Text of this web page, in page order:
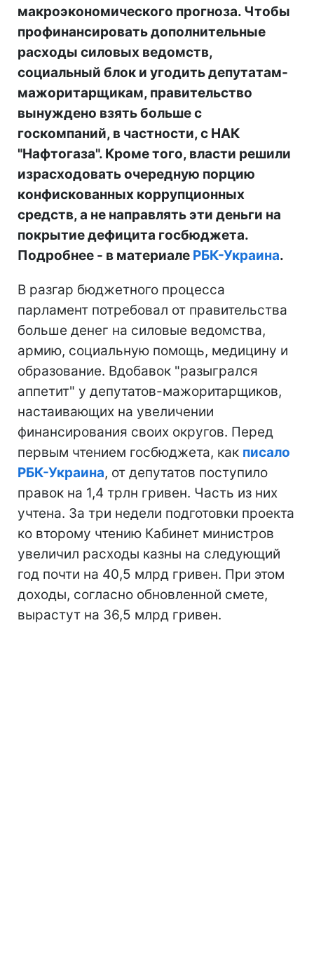
макроэкономического прогноза. Чтобы
профинансировать дополнительные
расходы силовых ведомств,
социальный блок и угодить депутатам-
мажоритарщикам, правительство
вынуждено взять больше с
госкомпаний, в частности, с НАК
"Нафтогаза". Кроме того, власти решили
израсходовать очередную порцию
конфискованных коррупционных
средств, а не направлять эти деньги на
покрытие дефицита госбюджета.
Подробнее - в материале РБК-Украина.
В разгар бюджетного процесса
парламент потребовал от правительства
больше денег на силовые ведомства,
армию, социальную помощь, медицину и
образование. Вдобавок "разыгрался
аппетит" у депутатов-мажоритарщиков,
настаивающих на увеличении
финансирования своих округов. Перед
первым чтением госбюджета, как писало
РБК-Украина, от депутатов поступило
правок на 1,4 трлн гривен. Часть из них
учтена. За три недели подготовки проекта
ко второму чтению Кабинет министров
увеличил расходы казны на следующий
год почти на 40,5 млрд гривен. При этом
доходы, согласно обновленной смете,
вырастут на 36,5 млрд гривен.